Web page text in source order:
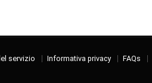
servizio Informativa privacy FAQs